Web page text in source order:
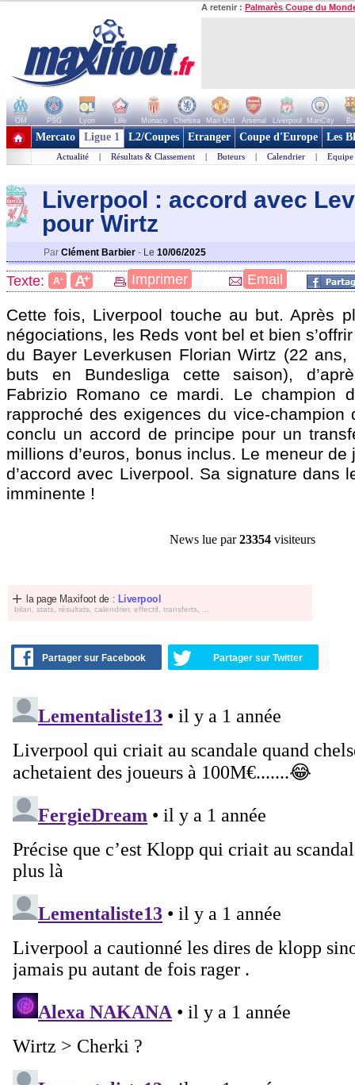
A retenir : Palmarès Coupe du
OM PSG Lyon Lille Monaco Chelsea Man Utd Arsenal Liverpool ManCity
+ de clubs
Mercato Ligue 1 L2/Coupes Etranger Coupe d'Europe Les
Actualité | Résultats & Classement | Buteurs | Calendrier | Equipe
Liverpool : accord avec
pour Wirtz
Par Clément Barbier - Le 10/06/2025
Texte: A- A+ Imprimer Email
Cette fois, Liverpool touche au but. Après
négociations, les Reds vont bel et bien
du Bayer Leverkusen Florian Wirtz (22 ans,
buts en Bundesliga cette saison),
Fabrizio Romano ce mardi. Le champion
rapproché des exigences du vice-champion
conclu un accord de principe pour un
millions d’euros, bonus inclus. Le meneur
d’accord avec Liverpool. Sa signature dans
imminente !
News lue par23354 visiteurs
la page Maxifoot de : Liverpool
bilan, stats, résultats, calendrier, effectif, transferts, ...
Partager sur Facebook Partager sur Twitter